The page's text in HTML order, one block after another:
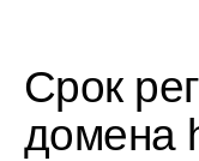
Срок
домена